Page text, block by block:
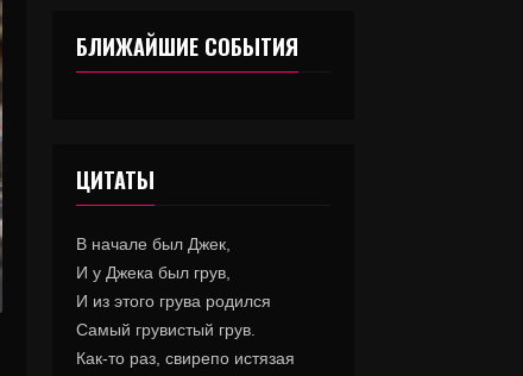
БЛИЖАЙШИЕ СОБЫТИЯ
ЦИТАТЫ
В начале был Джек,
И у Джека был грув,
И из этого грува родился
Самый грувистый грув.
Как-то раз, свирепо истязая